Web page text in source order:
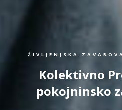
ŽIVLJENJSKA
Kolektivno
pokojninsko